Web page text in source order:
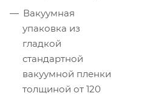
Вакуумная
упаковка из
гладкой
стандартной
вакуумной пленки
толщиной от 120